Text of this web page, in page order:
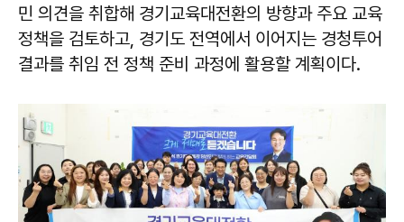
민 의견을 취합해 경기교육대전환의 방향과 주요 교육
정책을 검토하고, 경기도 전역에서 이어지는 경청투어
결과를 취임 전 정책 준비 과정에 활용할 계획이다.